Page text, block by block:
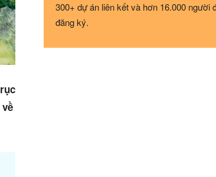
300+ dự án liên kết và hơn 16.000 người
đăng ký.